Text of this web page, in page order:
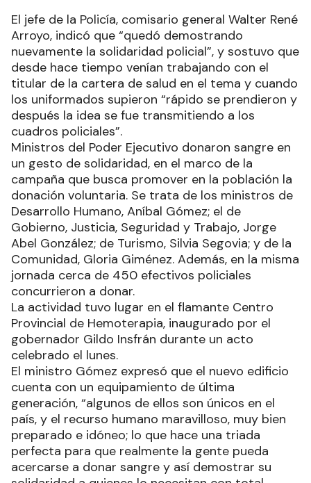
El jefe de la Policía, comisario general Walter René
Arroyo, indicó que “quedó demostrando
nuevamente la solidaridad policial”, y sostuvo que
desde hace tiempo venían trabajando con el
titular de la cartera de salud en el tema y cuando
los uniformados supieron “rápido se prendieron y
después la idea se fue transmitiendo a los
cuadros policiales”.
Ministros del Poder Ejecutivo donaron sangre en
un gesto de solidaridad, en el marco de la
campaña que busca promover en la población la
donación voluntaria. Se trata de los ministros de
Desarrollo Humano, Aníbal Gómez; el de
Gobierno, Justicia, Seguridad y Trabajo, Jorge
Abel González; de Turismo, Silvia Segovia; y de la
Comunidad, Gloria Giménez. Además, en la misma
jornada cerca de 450 efectivos policiales
concurrieron a donar.
La actividad tuvo lugar en el flamante Centro
Provincial de Hemoterapia, inaugurado por el
gobernador Gildo Insfrán durante un acto
celebrado el lunes.
El ministro Gómez expresó que el nuevo edificio
cuenta con un equipamiento de última
generación, “algunos de ellos son únicos en el
país, y el recurso humano maravilloso, muy bien
preparado e idóneo; lo que hace una triada
perfecta para que realmente la gente pueda
acercarse a donar sangre y así demostrar su